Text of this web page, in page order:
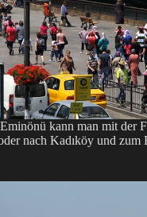
kann man mit der
nach Kadıköy und zum